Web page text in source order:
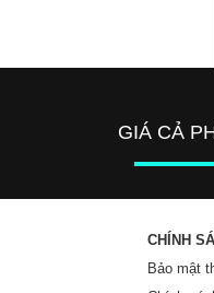
GIÁ CẢ
CHÍNH
Bảo mật